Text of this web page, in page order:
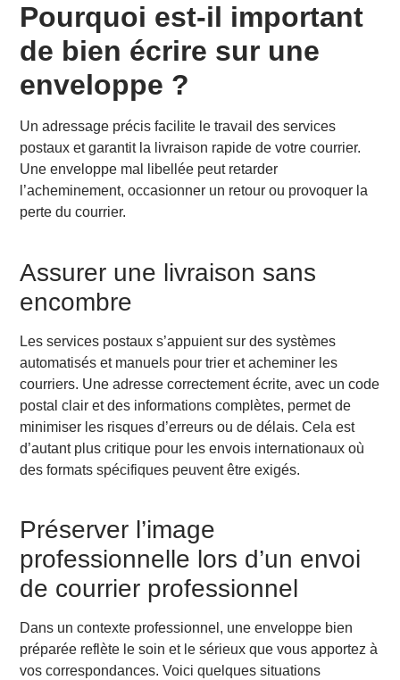
Assurer une livraison sans encombre
Préserver l’image professionnelle lors d’un envoi de
courrier professionnel
Garantir une traçabilité efficace
Renforcer la confiance avec le destinataire
Les règles de base pour écrire sur une enveloppe
Où écrire sur une enveloppe ?
Les éléments essentiels
Adresse du destinataire
Adresse de l’expéditeur
Exemple pour un envoi national
Exemple pour un envoi international
Quelles erreurs éviter ?
Conclusion
FAQ sur l’écriture d’une enveloppe
Peut-on écrire sur le verso de l’enveloppe ?
Où inscrire le pays de destination pour un envoi à
l’étranger ?
Quelle est la meilleure façon d’envoyer un courrier
Combien de timbre pour une enveloppe ?
Où mettre le timbre sur une enveloppe ?
Combien coûte une enveloppe timbrée ?
Pourquoi est-il important
de bien écrire sur une
enveloppe ?
Un adressage précis facilite le travail des services
postaux et garantit la livraison rapide de votre courrier.
Une enveloppe mal libellée peut retarder
l’acheminement, occasionner un retour ou provoquer la
perte du courrier.
Assurer une livraison sans
encombre
Les services postaux s’appuient sur des systèmes
automatisés et manuels pour trier et acheminer les
courriers. Une adresse correctement écrite, avec un code
postal clair et des informations complètes, permet de
minimiser les risques d’erreurs ou de délais. Cela est
d’autant plus critique pour les envois internationaux où
des formats spécifiques peuvent être exigés.
Préserver l’image
professionnelle lors d’un envoi
de courrier professionnel
Dans un contexte professionnel, une enveloppe bien
préparée reflète le soin et le sérieux que vous apportez à
vos correspondances. Voici quelques situations